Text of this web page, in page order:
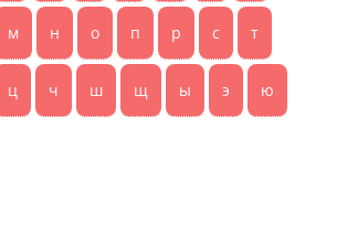
м н о п р с т
ц ч ш щ ы э ю